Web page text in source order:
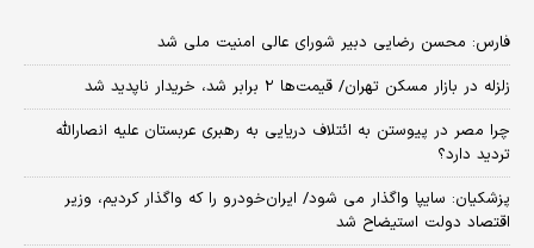
فارس: محسن رضایی دبیر شورای عالی امنیت ملی شد
زلزله در بازار مسکن تهران/ قیمت‌ها ۲ برابر شد، خریدار ناپدید شد
چرا مصر در پیوستن به ائتلاف دریایی به رهبری عربستان علیه انصارالله
تردید دارد؟
پزشکیان: سایپا واگذار می شود/ ایران‌خودرو را که واگذار کردیم، وزیر
اقتصاد دولت استیضاح شد